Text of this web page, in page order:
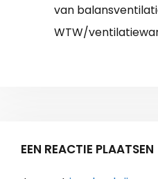
van
WTW/
EEN REACTIE PLAATSEN